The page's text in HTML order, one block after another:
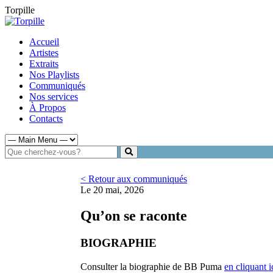
Torpille
Accueil
Artistes
Extraits
Nos Playlists
Communiqués
Nos services
À Propos
Contacts
< Retour aux communiqués
Le 20 mai, 2026
Qu’on se raconte
BIOGRAPHIE
Consulter la biographie de BB Puma en cliquant